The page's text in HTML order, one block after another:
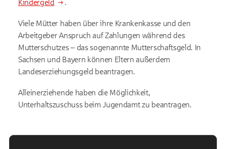
Kindergeld
.
Viele Mütter haben über ihre Krankenkasse und den
Arbeitgeber Anspruch auf Zahlungen während des
Mutterschutzes – das sogenannte Mutterschaftsgeld. In
Sachsen und Bayern können Eltern außerdem
Landeserziehungsgeld beantragen.
Alleinerziehende haben die Möglichkeit,
Unterhaltszuschuss beim Jugendamt zu beantragen.